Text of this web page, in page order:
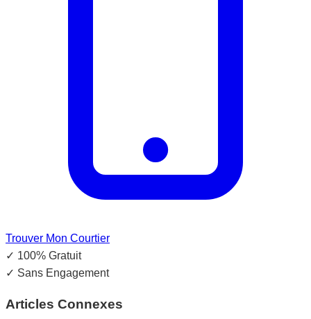
Trouver Mon Courtier
✓ 100% Gratuit
✓ Sans Engagement
Articles Connexes